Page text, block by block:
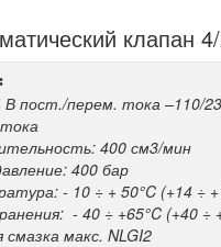
клапан
пост./перем. тока –110/
400 см3/мин
400 бар
- 10 ÷ + 50°C (+14 ÷
- 40 ÷ +65°C (+40 ÷
макс. NLGI2